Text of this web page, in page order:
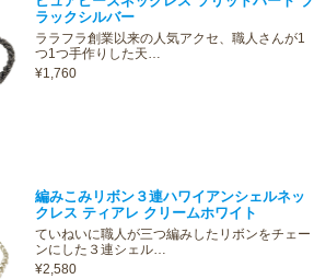
ラックシルバー
ララフラ創業以来の人気アクセ、職人さんが1
つ1つ手作りした天…
¥1,760
編みこみリボン３連ハワイアンシェルネッ
クレス ティアレ クリームホワイト
ていねいに職人が三つ編みしたリボンをチェー
ンにした３連シェル…
¥2,580